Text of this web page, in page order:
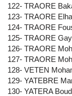
122- TRAORE
123- TRAORE
124- TRAORE
125- TRAORE
126- TRAORE
127- TRAORE
128- VETEN
129- YATEBRE
130- YATERA